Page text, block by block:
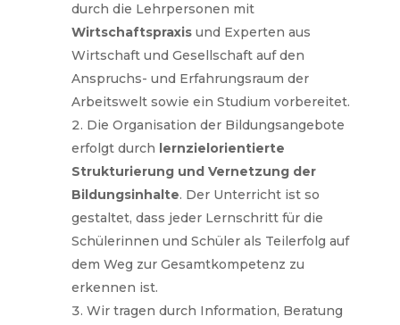
durch die Lehrpersonen mit
Wirtschaftspraxisund Experten aus
Wirtschaft und Gesellschaft auf den
Anspruchs- und Erfahrungsraum der
Arbeitswelt sowie ein Studium vorbereitet.
Die Organisation der Bildungsangebote
erfolgt durch lernzielorientierte
Strukturierung und Vernetzung der
Bildungsinhalte. Der Unterricht ist so
gestaltet, dass jeder Lernschritt für die
Schülerinnen und Schüler als Teilerfolg auf
dem Weg zur Gesamtkompetenz zu
erkennen ist.
Wir tragen durch Information, Beratung